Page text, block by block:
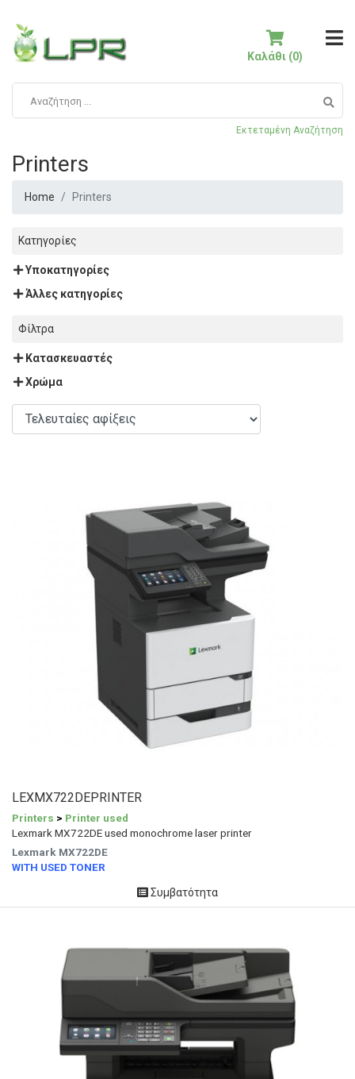
Εκτεταμένη Αναζήτηση
Καλάθι (0)
Printers
Home Printers
Κατηγορίες
Υποκατηγορίες
Άλλες κατηγορίες
Φίλτρα
Κατασκευαστές
Χρώμα
LEXMX722DEPRINTER
Printers > Printer used
Lexmark MX722DE used monochrome laser printer
Lexmark MX722DE
WITH USED TONER
Συμβατότητα